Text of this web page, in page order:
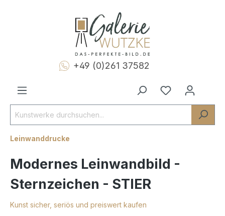
+49 (0)261 37582
Leinwanddrucke
Modernes Leinwandbild -
Sternzeichen - STIER
Kunst sicher, seriös und preiswert kaufen